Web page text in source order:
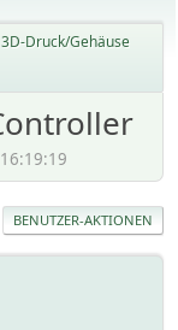
3D-Druck/Gehäuse
BENUTZER-AKTIONEN